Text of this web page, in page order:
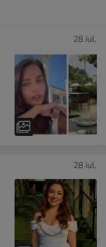
28 iul.
28 iul.